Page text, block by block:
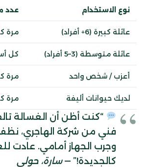
نوع الاستخدام عدد
عائلة كبيرة (6+ أفراد) مرة
عائلة متوسطة (3–5 أفراد) كل
أعزب / شخص واحد مرة
لديك حيوانات أليفة مرة كل 7
“كنت أظن أن الغسالة
فني من شركة الهاجري، نظف
وجرب الجهاز أمامي. عادت
كالجديدة!” —سارة، حولي